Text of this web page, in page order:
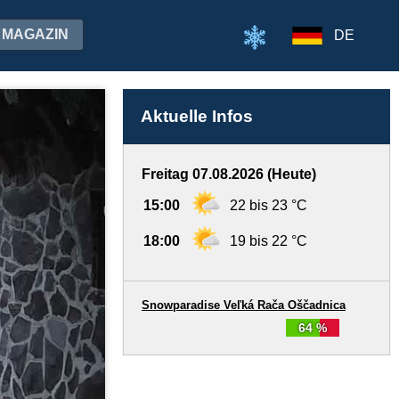
MAGAZIN DE
Aktuelle Infos
Freitag 07.08.2026 (Heute)
15:00 22 bis 23 °C
18:00 19 bis 22 °C
64 %
Snowparadise Veľká Rača Oščadnica